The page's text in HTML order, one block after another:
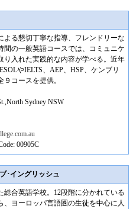
よる懇切丁寧な指導、フレンドリーな
間の一般英語コースでは、コミュニケ
り入れた実践的な内容が学べる。近年
やIELTS、AEP、HSP、ケンブリ
９コースを提供。
Sydney NSW
00905C
･イングリッシュ
総合英語学校。12段階に分かれている
、ヨーロッパ言語圏の生徒を中心に人